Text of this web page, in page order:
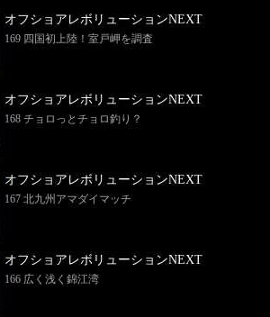
オフショアレボリューションNEXT
169 四国初上陸！室戸岬を調査
オフショアレボリューションNEXT
168 チョロっとチョロ釣り？
オフショアレボリューションNEXT
167 北九州アマダイマッチ
オフショアレボリューションNEXT
166 広く浅く錦江湾